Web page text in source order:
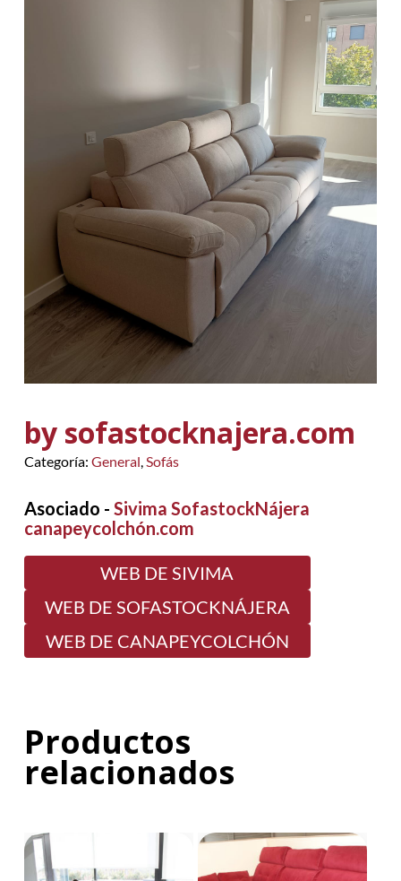
by sofastocknajera.com
Categoría: General Sofás
Asociado - Sivima SofastockNájera
canapeycolchón.com
WEB DE SIVIMA
WEB DE SOFASTOCKNÁJERA
WEB DE CANAPEYCOLCHÓN
Productos
relacionados